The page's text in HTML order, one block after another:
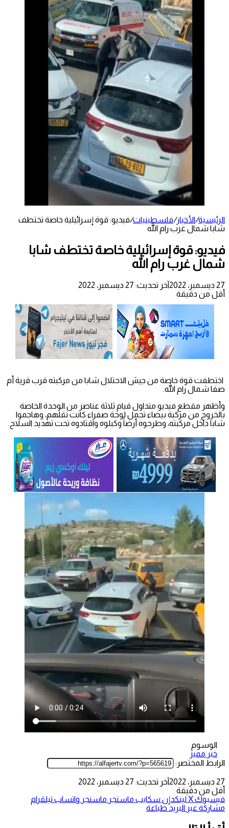
الرئيسية/الأخبار/فلسطينيات/فيديو: قوة إسرائيلية خاصة تختطف
شابا شمال غرب رام الله
فيديو: قوة إسرائيلية خاصة تختطف شابا
شمال غرب رام الله
27 ديسمبر، 2022
آخر تحديث: 27 ديسمبر، 2022
أقل من دقيقة
اختطفت قوة خاصة من جيش الاحتلال شابا من مركبته قرب قرية أم
صفا شمال رام الله.
وأظهر مقطع فيديو متداول قيام ثلاثة عناصر من الوحدة الخاصة
بالخروج من مركبة بيضاء تحمل لوحة صفراء كانت تقلهم، وهاجموا
شابا داخل مركبته، وطرحوه أرضاً وكبلوه واقتادوه تحت تهديد السلاح.
الوسوم
خبر مميز
الرابط المختصر:
27 ديسمبر، 2022
آخر تحديث: 27 ديسمبر، 2022
أقل من دقيقة
فيسبوك‫Xلينكدإن سكايب ماسنجر ماسنجر واتساب تيلقرام
مشاركة عبر البريد طباعة